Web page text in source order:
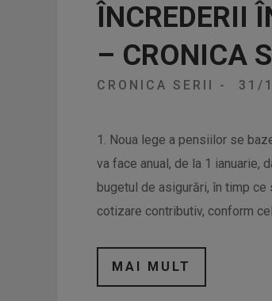
ÎNCREDERII
– CRONICA
CRONICA SERII - 31/
1. Noua lege a pensiilor se
va face anual, de la 1 ianuarie,
bugetul de asigurări, în timp
cotizare contributiv, conform
MAI MULT